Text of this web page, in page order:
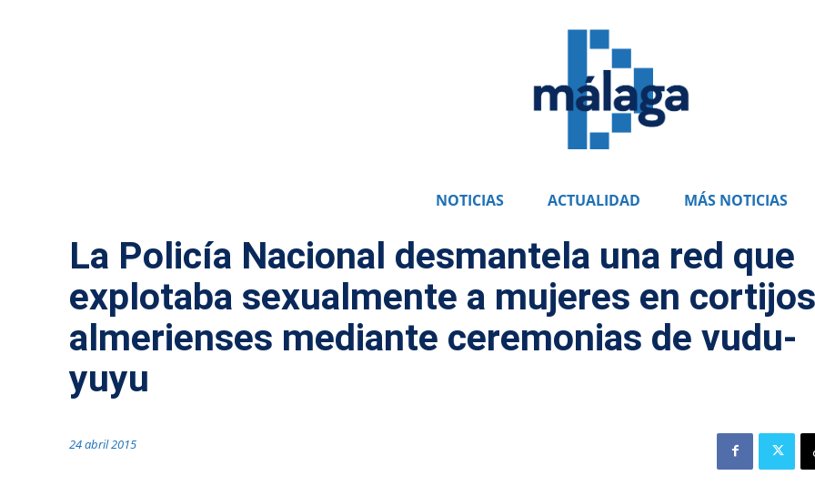
NOTICIAS ACTUALIDAD MÁS NOTICIAS
La Policía Nacional desmantela una red que
explotaba sexualmente a mujeres en cortijos
almerienses mediante ceremonias de vudu-
yuyu
24 abril 2015